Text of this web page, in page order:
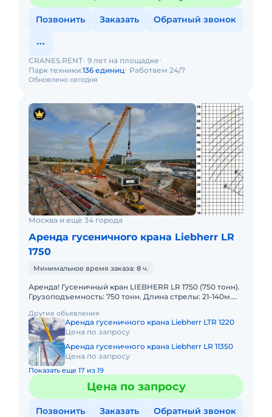
Позвонить Заказать Обратный звонок
Обновлено сегодня
CRANES.RENT 9 лет на площадке
Парк техники:136 единиц Работаем 24/7
Москва и ещё 34 города
Аренда гусеничного крана Liebherr LR
1750
Минимальное время заказа: 8 ч.
Аренда! Гусеничный кран LIEBHERR LR 1750 (750 тонн).
Грузоподъемность: 750 тонн. Длина стрелы: 21-140м.
Другие объявления
Аренда гусеничного крана Liebherr LTR 1220
Цена по запросу
Аренда гусеничного крана Liebherr LR 11350
Цена по запросу
Показать еще 17 из 19
Цена по запросу
Позвонить Заказать Обратный звонок